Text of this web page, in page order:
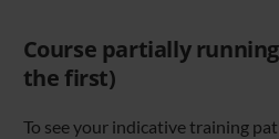
Course partially
the first)
To see your indicative training